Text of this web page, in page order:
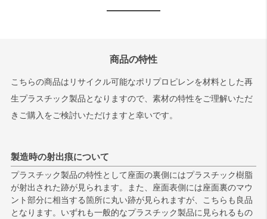
商品の特性
こちらの商品はリサイクル可能なポリプロピレンを材料とした再
生プラスチック製品となりますので、素材の特性をご理解いただ
きご購入をご検討いただけますと幸いです。
製造時の射出痕について
プラスチック製品の特性として座面の裏側にはプラスチック樹脂
が射出された跡が見られます。また、座面表側には座面裏のマウ
ント部分に相当する箇所に丸い跡が見られますが、こちらも良品
となります。いずれも一般的なプラスチック製品に見られるもの